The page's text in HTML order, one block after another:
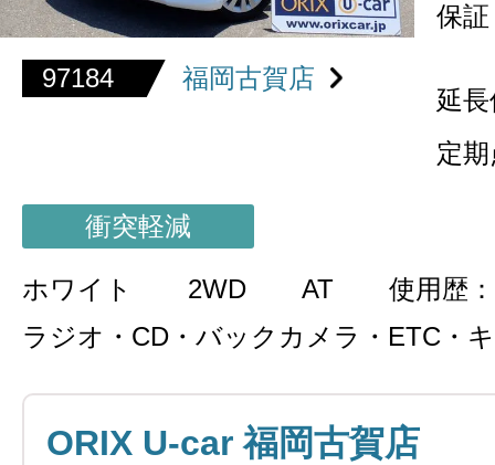
97184 福岡古賀店
保証
延
定
衝突軽減
ホワイト 2WD AT
使用歴
ラジオ・CD・バックカメラ・ETC・
ORIX U-car 福岡古賀店